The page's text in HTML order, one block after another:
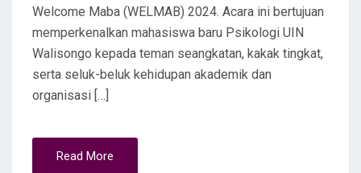
Welcome Maba (WELMAB) 2024. Acara ini bertujuan
memperkenalkan mahasiswa baru Psikologi UIN
Walisongo kepada teman seangkatan, kakak tingkat,
serta seluk-beluk kehidupan akademik dan
organisasi […]
Read More